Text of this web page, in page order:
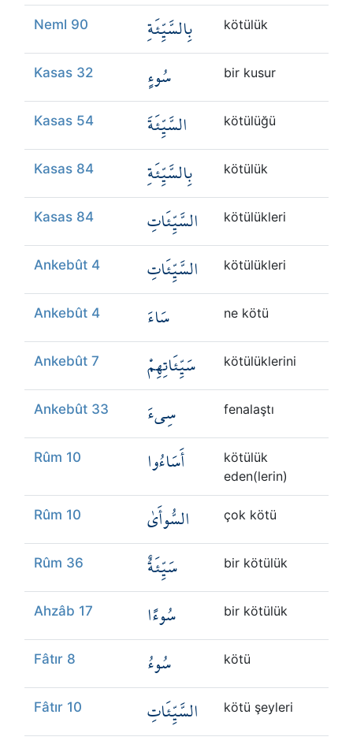
Neml 90 بِالسَّيِّئَةِ kötülük
Kasas 32 سُوءٍ bir kusur
Kasas 54 السَّيِّئَةَ kötülüğü
Kasas 84 بِالسَّيِّئَةِ kötülük
Kasas 84 السَّيِّئَاتِ kötülükleri
Ankebût 4 السَّيِّئَاتِ kötülükleri
Ankebût 4 سَاءَ ne kötü
Ankebût 7 سَيِّئَاتِهِمْ kötülüklerini
Ankebût 33 سِيءَ fenalaştı
Rûm 10 أَسَاءُوا
kötülük
eden(lerin)
Rûm 10 السُّوأَىٰ çok kötü
Rûm 36 سَيِّئَةٌ bir kötülük
Ahzâb 17 سُوءًا bir kötülük
Fâtır 8 سُوءُ kötü
Fâtır 10 السَّيِّئَاتِ kötü şeyleri